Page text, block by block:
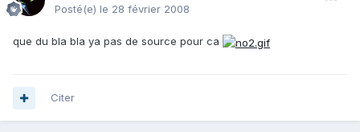
Posté(e) le 28 février 2008
que du bla bla ya pas de source pour ca
Citer